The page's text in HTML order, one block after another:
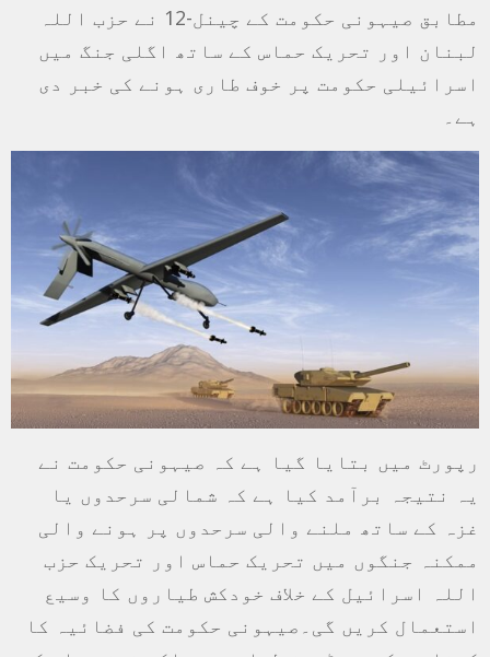
مطابق صیہونی حکومت کے چینل-12 نے حزب اللہ
لبنان اور تحریک حماس کے ساتھ اگلی جنگ میں
اسرائیلی حکومت پر خوف طاری ہونے کی خبر دی
ہے۔
رپورٹ میں بتایا گیا ہے کہ صیہونی حکومت نے
یہ نتیجہ برآمد کیا ہے کہ شمالی سرحدوں یا
غزہ کے ساتھ ملنے والی سرحدوں پر ہونے والی
ممکنہ جنگوں میں تحریک حماس اور تحریک حزب
اللہ اسرائیل کے خلاف خودکش طیاروں کا وسیع
استعمال کریں گی۔صیہونی حکومت کی فضائیہ کا